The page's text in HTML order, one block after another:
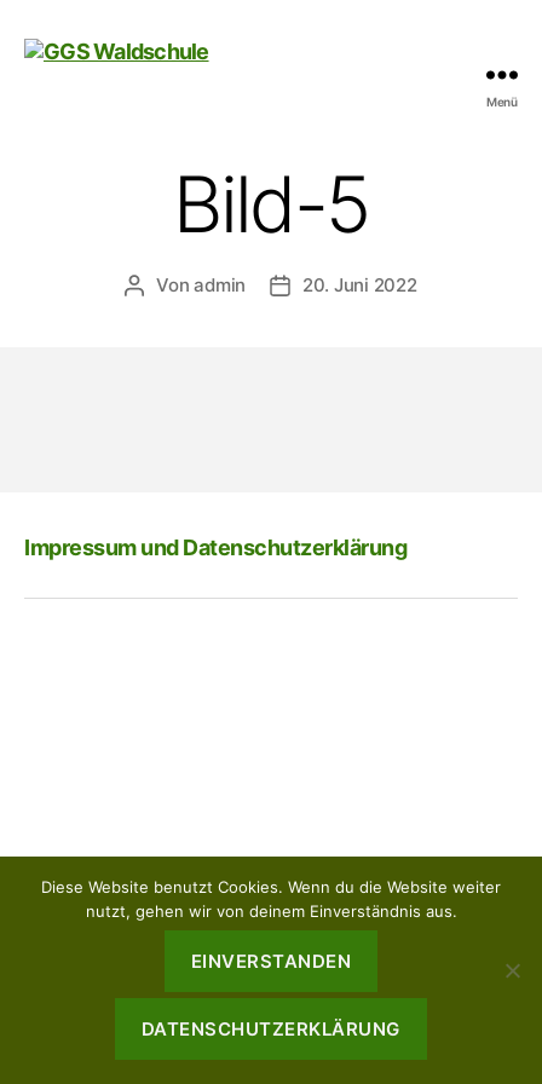
Menü
Bild-5
Beitragsautor
Vonadmin Veröffentlichungsdatum
20. Juni 2022
Impressum und Datenschutzerklärung
Impressum und Datenschutzerklärung
↑
Diese Website benutzt Cookies. Wenn du die Website weiter
nutzt, gehen wir von deinem Einverständnis aus.
EINVERSTANDEN
DATENSCHUTZERKLÄRUNG